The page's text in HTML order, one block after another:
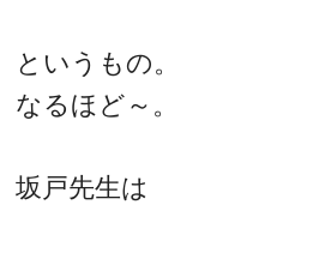
というもの。
なるほど～。
坂戸先生は